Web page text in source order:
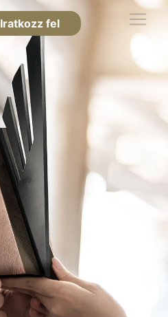
Iratkozz fel